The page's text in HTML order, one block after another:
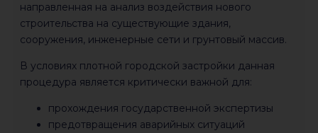
направленная на анализ воздействия нового
строительства на существующие здания,
сооружения, инженерные сети и грунтовый массив.
В условиях плотной городской застройки данная
процедура является критически важной для:
прохождения государственной экспертизы
предотвращения аварийных ситуаций